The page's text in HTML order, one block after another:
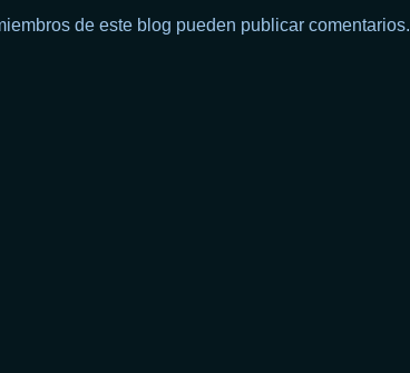
de este blog pueden publicar comentarios.